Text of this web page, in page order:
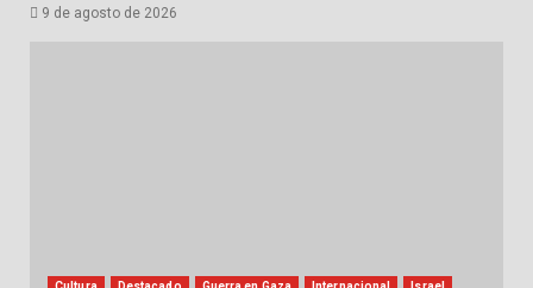
9 de agosto de 2026